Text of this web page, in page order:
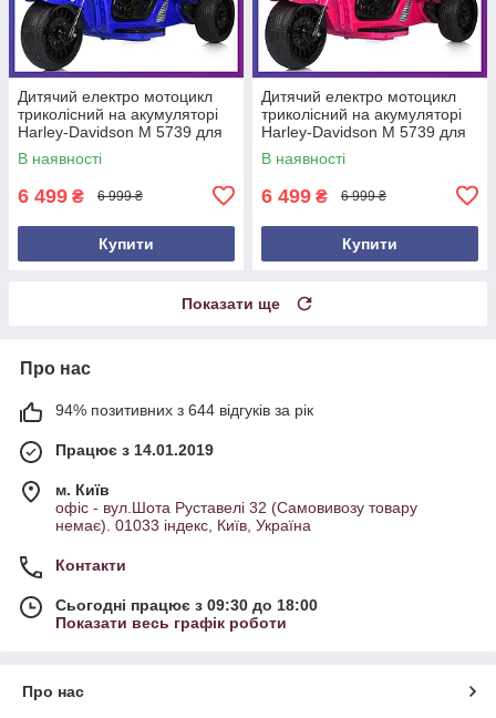
Дитячий електро мотоцикл
триколісний на акумуляторі
Harley-Davidson M 5739 для
дітей 3-8 років Синій
В наявності
6 499 ₴ 6 999 ₴
Купити
Дитячий електро мотоцикл
триколісний на акумуляторі
Harley-Davidson M 5739 для
дітей 3-8 років Рожевий
В наявності
6 499 ₴ 6 999 ₴
Купити
Показати ще
Про нас
94% позитивних з 644 відгуків за рік
Працює з 14.01.2019
м. Київ
офіс - вул.Шота Руставелі 32 (Самовивозу товару
немає). 01033 індекс, Київ, Україна
Контакти
Сьогодні працює з 09:30 до 18:00
Показати весь графік роботи
Про нас